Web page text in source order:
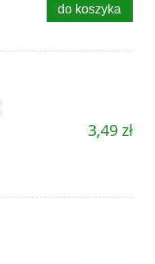
do koszyka
3,49 zł